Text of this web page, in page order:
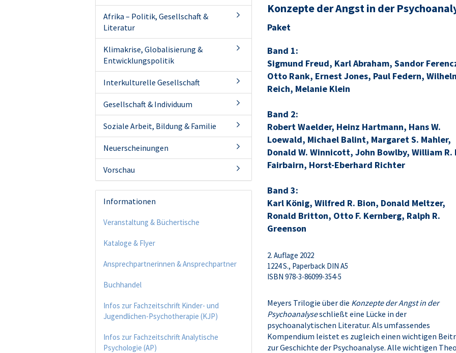
Konzepte der Angst in der
Paket
Band 1:
Sigmund Freud, Karl Abraham, Sandor
Otto Rank, Ernest Jones, Paul Federn,
Reich, Melanie Klein
Band 2:
Robert Waelder, Heinz Hartmann, Hans W.
Loewald, Michael Balint, Margaret S. Mahler,
Donald W. Winnicott, John Bowlby, William R.
Fairbairn, Horst-Eberhard Richter
Band 3:
Karl König, Wilfred R. Bion, Donald Meltzer,
Ronald Britton, Otto F. Kernberg, Ralph R.
Greenson
2. Auflage 2022
1224 S., Paperback DIN A5
ISBN 978-3-86099-354-5
Meyers Trilogie über die Konzepte der Angst in der
Psychoanalyseschließt eine Lücke in der
psychoanalytischen Literatur. Als umfassendes
Kompendium leistet es zugleich einen wichtigen
zur Geschichte der Psychoanalyse. Alle wichtigen
Afrika – Politik, Gesellschaft &
Literatur
Klimakrise, Globalisierung &
Entwicklungspolitik
Interkulturelle Gesellschaft
Gesellschaft & Individuum
Soziale Arbeit, Bildung & Familie
Neuerscheinungen
Vorschau
Informationen
Veranstaltung & Büchertische
Kataloge & Flyer
Ansprechpartnerinnen & Ansprechpartner
Buchhandel
Infos zur Fachzeitschrift Kinder- und
Jugendlichen-Psychotherapie (KJP)
Infos zur Fachzeitschrift Analytische
Psychologie (AP)